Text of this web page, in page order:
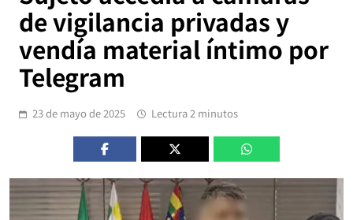
de vigilancia privadas y
vendía material íntimo por
Telegram
23 de mayo de 2025 Lectura 2 minutos